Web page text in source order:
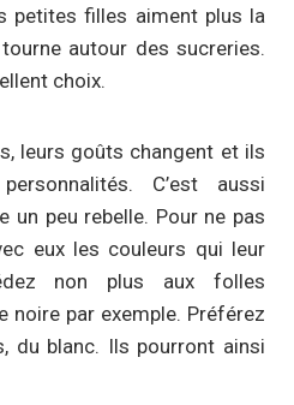
petites filles aiment plus la
autour des sucreries.
choix.
leurs goûts changent et ils
C’est aussi
un peu rebelle. Pour ne pas
eux les couleurs qui leur
non plus aux folles
noire par exemple. Préférez
du blanc. Ils pourront ainsi